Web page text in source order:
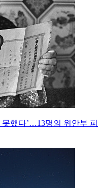
했다’…13명의 위안부 피